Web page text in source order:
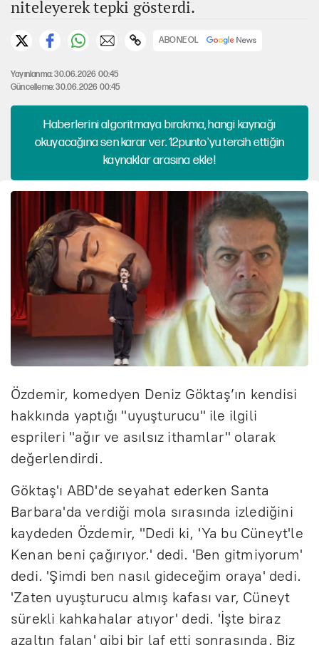
niteleyerek tepki gösterdi.
ABONE OL
Yayınlanma: 30.06.2026 00:45
Güncelleme: 30.06.2026 00:45
Haberlerini algoritmaya bırakma, hangi kaynağı
okuyacağına sen karar ver. 12punto'yu tercih ettiğin
kaynaklar arasına ekle!
Özdemir, komedyen Deniz Göktaş’ın kendisi
hakkında yaptığı "uyuşturucu" ile ilgili
esprileri "ağır ve asılsız ithamlar" olarak
değerlendirdi.
Göktaş'ı ABD'de seyahat ederken Santa
Barbara'da verdiği mola sırasında izlediğini
kaydeden Özdemir, "Dedi ki, 'Ya bu Cüneyt'le
Kenan beni çağırıyor.' dedi. 'Ben gitmiyorum'
dedi. 'Şimdi ben nasıl gideceğim oraya' dedi.
'Zaten uyuşturucu almış kafası var, Cüneyt
sürekli kahkahalar atıyor' dedi. 'İşte biraz
azaltın falan' gibi bir laf etti sonrasında. Biz